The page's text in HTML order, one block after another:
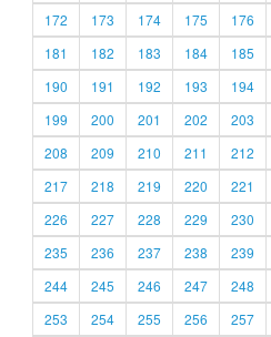
172
173 174 175 176
181
182 183 184 185
190
191 192 193 194
199
200 201 202 203
208
209 210 211 212
217
218 219 220 221
226
227 228 229 230
235
236 237 238 239
244
245 246 247 248
253
254 255 256 257